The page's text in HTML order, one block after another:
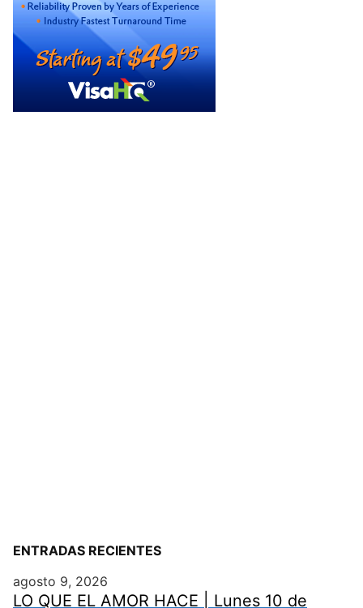
ENTRADAS RECIENTES
agosto 9, 2026
LO QUE EL AMOR HACE | Lunes 10 de